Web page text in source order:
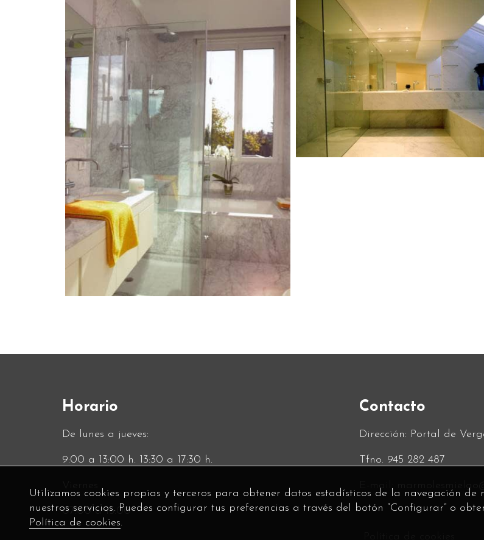
Horario
De lunes a jueves:
9:00 a 13:00 h. 13:30 a 17:30 h.
07:00 a 15:00
Contacto
Dirección: Portal de
Tfno. 945 282 487
E-mail:
Utilizamos cookies propias y terceros para obtener datos estadísticos de la navegación de
nuestros servicios. Puedes configurar tus preferencias a través del botón “Configurar” o
Política de cookies.